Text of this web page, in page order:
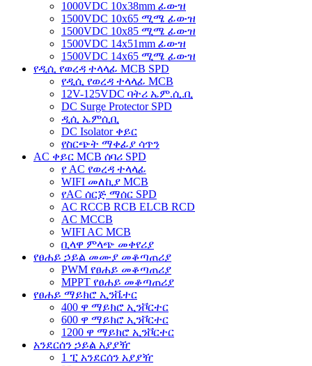
1000VDC 10x38mm ፊውዝ
1500VDC 10x65 ሚሜ ፊውዝ
1500VDC 10x85 ሚሜ ፊውዝ
1500VDC 14x51mm ፊውዝ
1500VDC 14x65 ሚሜ ፊውዝ
የዲሲ የወረዳ ተላላፊ MCB SPD
የዲሲ የወረዳ ተላላፊ MCB
12V-125VDC ባትሪ ኤም.ሲ.ቢ
DC Surge Protector SPD
ዲሲ ኤምሲቢ
DC Isolator ቀይር
የስርጭት ማቀፊያ ሳጥን
AC ቀይር MCB ሰባሪ SPD
የ AC የወረዳ ተላላፊ
WIFI መለኪያ MCB
የAC ሰርጅ ማሰር SPD
AC RCCB RCB ELCB RCD
AC MCCB
WIFI AC MCB
ቢላዋ ምላጭ መቀየሪያ
የፀሐይ ኃይል መሙያ መቆጣጠሪያ
PWM የፀሐይ መቆጣጠሪያ
MPPT የፀሐይ መቆጣጠሪያ
የፀሐይ ማይክሮ ኢንቬተር
400 ዋ ማይክሮ ኢንቮርተር
600 ዋ ማይክሮ ኢንቮርተር
1200 ዋ ማይክሮ ኢንቮርተር
አንደርሰን ኃይል አያያዥ
1 ፒ አንደርሰን አያያዥ